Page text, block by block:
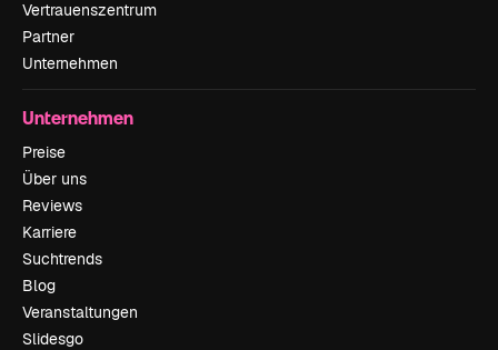
Vertrauenszentrum
Partner
Unternehmen
Unternehmen
Preise
Über uns
Reviews
Karriere
Suchtrends
Blog
Veranstaltungen
Slidesgo